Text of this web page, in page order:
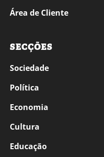
Área de Cliente
SECÇÕES
Sociedade
Política
Economia
Cultura
Educação